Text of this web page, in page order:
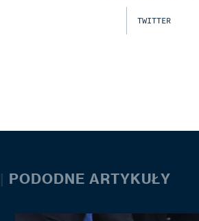
TWITTER
| PODODNE ARTYKUŁY